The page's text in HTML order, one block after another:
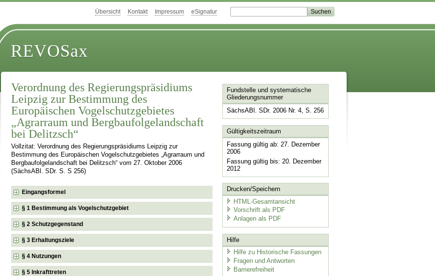
Übersicht Kontakt Impressum eSignatur
REVOSax
Verordnung des Regierungspräsidiums
Leipzig zur Bestimmung des
Europäischen Vogelschutzgebietes
„Agrarraum und Bergbaufolgelandschaft
bei Delitzsch“
Vollzitat: Verordnung des Regierungspräsidiums Leipzig zur
Bestimmung des Europäischen Vogelschutzgebietes „Agrarraum und
Bergbaufolgelandschaft bei Delitzsch“ vom 27. Oktober 2006
(SächsABl. SDr. S. S 256)
Eingangsformel
§ 1 Bestimmung als Vogelschutzgebiet
§ 2 Schutzgegenstand
§ 3 Erhaltungsziele
§ 4 Nutzungen
§ 5 Inkrafttreten
Fundstelle und systematische
Gliederungsnummer
SächsABl. SDr. 2006 Nr. 4, S. 256
Gültigkeitszeitraum
Fassung gültig ab: 27. Dezember
2006
Fassung gültig bis: 20. Dezember
2012
Drucken/Speichern
HTML-Gesamtansicht
Vorschrift als PDF
Anlagen als PDF
Hilfe
Hilfe zu Historische Fassungen
Fragen und Antworten
Barrierefreiheit